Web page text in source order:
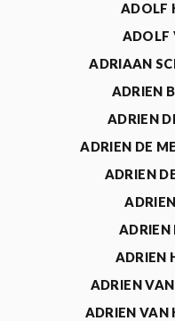
ADOLF
ADOLF
ADRIAAN
ADRIEN
ADRIEN
ADRIEN DE
ADRIEN
ADRIEN
ADRIEN
ADRIEN
ADRIEN VAN